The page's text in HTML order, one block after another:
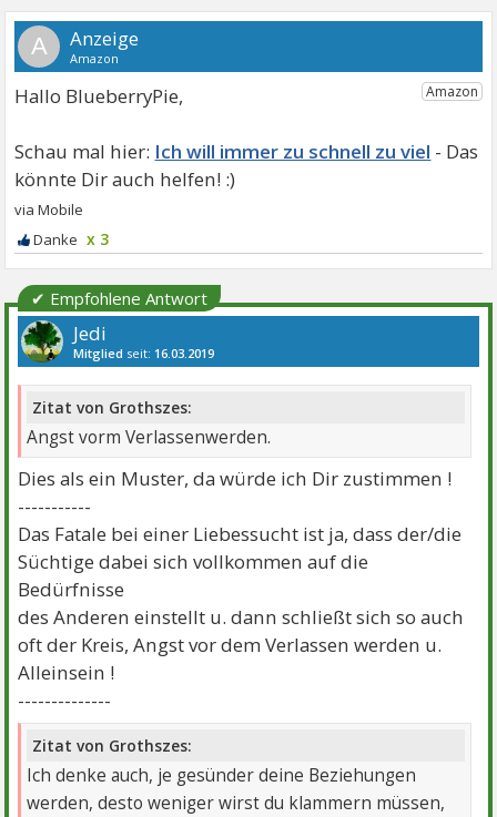
A
Hallo BlueberryPie,
Ich will immer zu schnell zu viel
x 3
✔ Empfohlene Antwort
Jedi
Mitglied seit: 16.03.2019
Zitat von Grothszes:
Angst vorm Verlassenwerden.
Dies als ein Muster, da würde ich Dir zustimmen !
-----------
Das Fatale bei einer Liebessucht ist ja, dass der/die
Süchtige dabei sich vollkommen auf die
Bedürfnisse
des Anderen einstellt u. dann schließt sich so auch
oft der Kreis, Angst vor dem Verlassen werden u.
Alleinsein !
--------------
Zitat von Grothszes:
Ich denke auch, je gesünder deine Beziehungen
werden, desto weniger wirst du klammern müssen,